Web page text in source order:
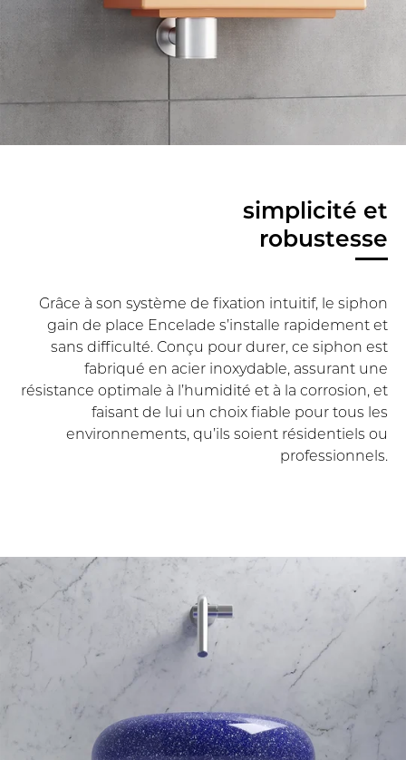
simplicité et
robustesse
Grâce à son système de fixation intuitif, le siphon
gain de place Encelade s’installe rapidement et
sans difficulté. Conçu pour durer, ce siphon est
fabriqué en acier inoxydable, assurant une
résistance optimale à l’humidité et à la corrosion, et
faisant de lui un choix fiable pour tous les
environnements, qu’ils soient résidentiels ou
professionnels.